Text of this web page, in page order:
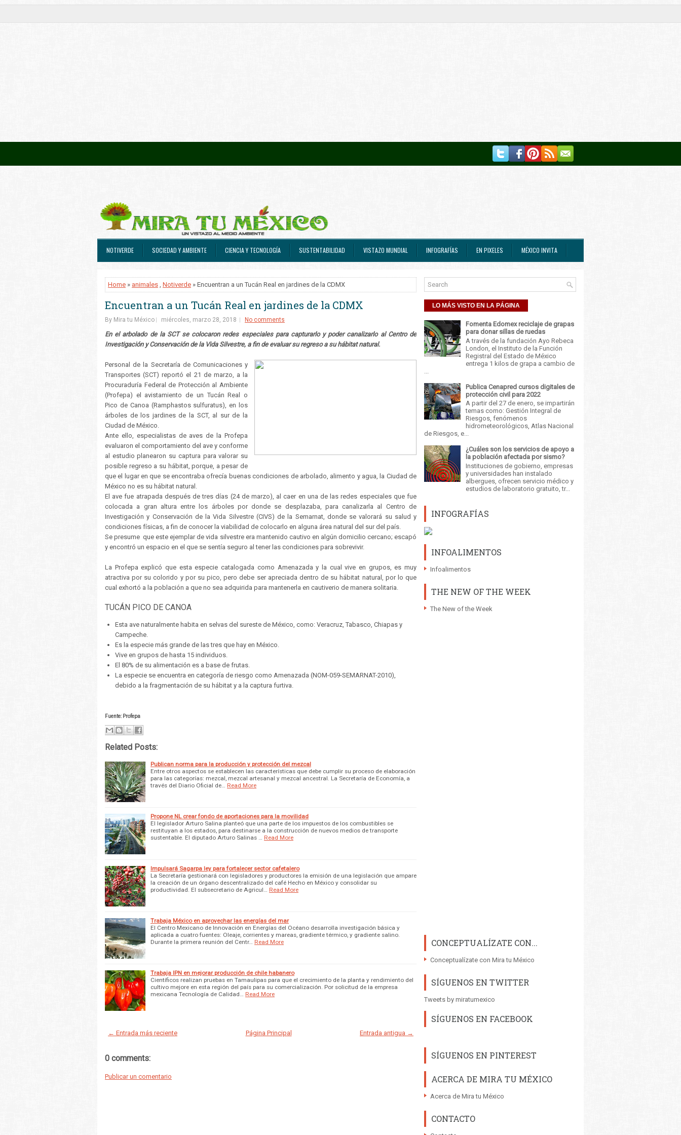
NOTIVERDE SOCIEDAD Y AMBIENTE CIENCIA Y TECNOLOGÍA SUSTENTABILIDAD VISTAZO MUNDIAL INFOGRAFÍAS EN PIXELES MÉXICO INVITA
Home » animales , Notiverde » Encuentran a un Tucán Real en jardines de la CDMX
Encuentran a un Tucán Real en jardines de la CDMX
By Mira tu México miércoles, marzo 28, 2018 No comments
En el arbolado de la SCT se colocaron redes especiales para capturarlo y poder canalizarlo al Centro de
Investigación y Conservación de la Vida Silvestre, a fin de evaluar su regreso a su hábitat natural.
Personal de la Secretaría de Comunicaciones y
Transportes (SCT) reportó el 21 de marzo, a la
Procuraduría Federal de Protección al Ambiente
(Profepa) el avistamiento de un Tucán Real o
Pico de Canoa (Ramphastos sulfuratus), en los
árboles de los jardines de la SCT, al sur de la
Ciudad de México.
Ante ello, especialistas de aves de la Profepa
evaluaron el comportamiento del ave y conforme
al estudio planearon su captura para valorar su
posible regreso a su hábitat, porque, a pesar de
que el lugar en que se encontraba ofrecía buenas condiciones de arbolado, alimento y agua, la Ciudad de
México no es su hábitat natural.
El ave fue atrapada después de tres días (24 de marzo), al caer en una de las redes especiales que fue
colocada a gran altura entre los árboles por donde se desplazaba, para canalizarla al Centro de
Investigación y Conservación de la Vida Silvestre (CIVS) de la Semarnat, donde se valorará su salud y
condiciones físicas, a fin de conocer la viabilidad de colocarlo en alguna área natural del sur del país.
Se presume que este ejemplar de vida silvestre era mantenido cautivo en algún domicilio cercano; escapó
y encontró un espacio en el que se sentía seguro al tener las condiciones para sobrevivir.
La Profepa explicó que esta especie catalogada como Amenazada y la cual vive en grupos, es muy
atractiva por su colorido y por su pico, pero debe ser apreciada dentro de su hábitat natural, por lo que
cual exhortó a la población a que no sea adquirida para mantenerla en cautiverio de manera solitaria.
TUCÁN PICO DE CANOA
Esta ave naturalmente habita en selvas del sureste de México, como: Veracruz, Tabasco, Chiapas y
Campeche.
Es la especie más grande de las tres que hay en México.
Vive en grupos de hasta 15 individuos.
El 80% de su alimentación es a base de frutas.
La especie se encuentra en categoría de riesgo como Amenazada (NOM-059-SEMARNAT-2010),
debido a la fragmentación de su hábitat y a la captura furtiva.
Fuente: Profepa
Related Posts:
Publican norma para la producción y protección del mezcal
Entre otros aspectos se establecen las características que debe cumplir su proceso de elaboración
para las categorías: mezcal, mezcal artesanal y mezcal ancestral. La Secretaría de Economía, a
través del Diario Oficial de…
Read More
Propone NL crear fondo de aportaciones para la movilidad
El legislador Arturo Salina planteó que una parte de los impuestos de los combustibles se
restituyan a los estados, para destinarse a la construcción de nuevos medios de transporte
sustentable. El diputado Arturo Salinas …
Read More
Impulsará Sagarpa ley para fortalecer sector cafetalero
La Secretaría gestionará con legisladores y productores la emisión de una legislación que ampare
la creación de un órgano descentralizado del café Hecho en México y consolidar su
productividad. El subsecretario de Agricul…
Read More
Trabaja México en aprovechar las energías del mar
El Centro Mexicano de Innovación en Energías del Océano desarrolla investigación básica y
aplicada a cuatro fuentes: Oleaje, corrientes y mareas, gradiente térmico, y gradiente salino.
Durante la primera reunión del Centr…
Read More
Trabaja IPN en mejorar producción de chile habanero
Científicos realizan pruebas en Tamaulipas para que el crecimiento de la planta y rendimiento del
cultivo mejore en esta región del país para su comercialización. Por solicitud de la empresa
mexicana Tecnología de Calidad…
Read More
← Entrada más reciente Entrada antigua →
Página Principal
0 comments:
Publicar un comentario
LO MÁS VISTO EN LA PÁGINA
Fomenta Edomex reciclaje de grapas
para donar sillas de ruedas
A través de la fundación Ayo Rebeca
London, el Instituto de la Función
Registral del Estado de México
entrega 1 kilos de grapa a cambio de
Publica Cenapred cursos digitales de
protección civil para 2022
A partir del 27 de enero, se impartirán
temas como: Gestión Integral de
Riesgos, fenómenos
hidrometeorológicos, Atlas Nacional
de Riesgos, e...
¿Cuáles son los servicios de apoyo a
la población afectada por sismo?
Instituciones de gobierno, empresas
y universidades han instalado
albergues, ofrecen servicio médico y
estudios de laboratorio gratuito, tr...
INFOGRAFÍAS
INFOALIMENTOS
Infoalimentos
THE NEW OF THE WEEK
The New of the Week
CONCEPTUALÍZATE CON...
Conceptualízate con Mira tu México
SÍGUENOS EN TWITTER
Tweets by miratumexico
SÍGUENOS EN FACEBOOK
SÍGUENOS EN PINTEREST
ACERCA DE MIRA TU MÉXICO
Acerca de Mira tu México
CONTACTO